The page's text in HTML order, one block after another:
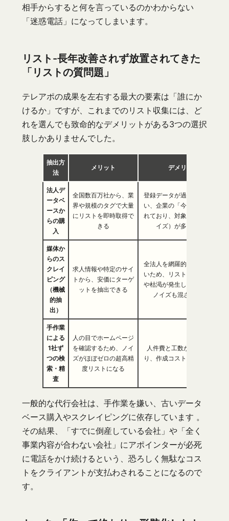
相手からすると何を言っているのかわからない
「迷惑電話」になってしまいます。
リスト-長年改善されず放置されてきた
「リストの質問題」
テレアポの成果を左右する最大の要素は「誰にか
けるか」ですが、これまでのリスト収集には、ど
れを選んでも致命的なデメリットがある3つの選択
肢しかありませんでした。
抽出方
法
メリット デメリット
法人デ
ータベ
ースか
らの購
入
全国数百万社から、業
界や規模のタグで大量
にリストを即時取得で
きる
登録データが過去のもので古
い、企業の「今」の動きとず
れており、対象外の企業（ノ
イズ）が多く混ざる
媒体か
らのス
クレイ
ピング
（機械
的抽
出）
求人情報や特定のサイ
トから、安価にターゲ
ットを抽出できる
全法人を網羅的に取得できな
いため、リストの取りこぼし
や枯渇が発生しやすく、また
ノイズも混ざりやすい
手作業
による
1社ず
つの検
索・精
査
人の目でホームページ
を確認するため、ノイ
ズがほぼゼロの超高精
度リストになる
人件費と工数が膨大にかか
り、作成コストが非常に高い
一般的な代行会社は、手作業を嫌い、古いデータ
ベース購入やスクレイピングに依存しています 。
その結果、「すでに倒産している会社」や「全く
事業内容が合わない会社」にアポインターが必死
に電話をかけ続けるという、恐ろしく無駄なコス
トをクライアントが支払わされることになるので
す。